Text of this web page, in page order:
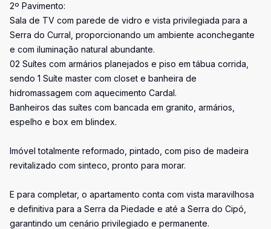
2º Pavimento:
Sala de TV com parede de vidro e vista privilegiada para a
Serra do Curral, proporcionando um ambiente aconchegante
e com iluminação natural abundante.
02 Suítes com armários planejados e piso em tábua corrida,
sendo 1 Suíte master com closet e banheira de
hidromassagem com aquecimento Cardal.
Banheiros das suítes com bancada em granito, armários,
espelho e box em blindex.
Imóvel totalmente reformado, pintado, com piso de madeira
revitalizado com sinteco, pronto para morar.
E para completar, o apartamento conta com vista maravilhosa
e definitiva para a Serra da Piedade e até a Serra do Cipó,
garantindo um cenário privilegiado e permanente.